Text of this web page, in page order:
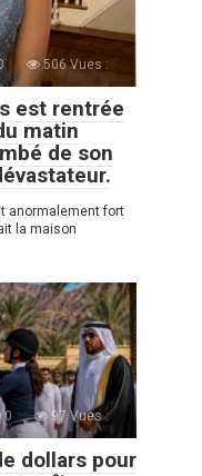
506 Vues :
est rentrée
matin
de son
anormalement fort
la maison
0 97 Vues :
dollars pour